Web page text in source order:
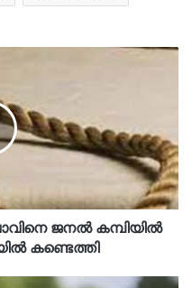
ജനൽ കമ്പിയിൽ
കണ്ടെത്തി